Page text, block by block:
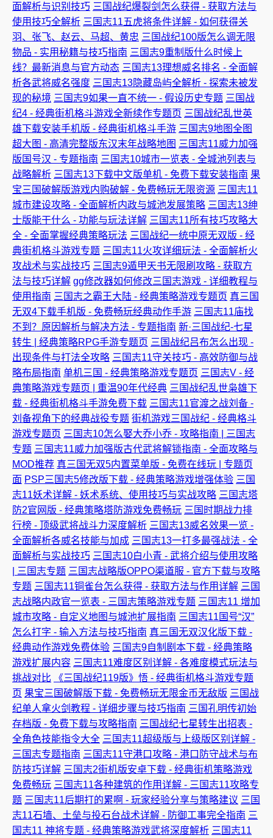
面解析与识别技巧 三国战纪爆裂剑怎么获得 - 获取方法与
使用技巧全解析 三国志11五虎将条件详解 - 如何获得关
羽、张飞、赵云、马超、黄忠 三国战纪100版怎么调无限
物品 - 实用秘籍与技巧指南 三国志9重制版什么时候上
线？最新消息与官方动态 三国志13理想威名排名 - 全面解
析各武将威名强度 三国志13隐藏岛屿全解析 - 探索未被发
现的秘境 三国志9如果一直不统一 - 假设历史专题 三国战
纪4 - 经典街机格斗游戏全新续作专题页 三国战纪乱世英
雄下载安装手机版 - 经典街机格斗手游 三国志9地图全图
超大图 - 高清完整版东汉末年战略地图 三国志11威力加强
版国号汉 - 专题指南 三国志10城市一览表 - 全城池列表与
战略解析 三国志13下载中文版单机 - 免费下载安装指南 果
宝三国破解版游戏内购破解 - 免费畅玩无限资源 三国志11
城市建设攻略 - 全面解析内政与城池发展策略 三国志13绅
士版能干什么 - 功能与玩法详解 三国志11所有技巧攻略大
全 - 全面掌握经典策略玩法 三国战纪一统中原无双版 - 经
典街机格斗游戏专题 三国志11火攻详细玩法 - 全面解析火
攻战术与实战技巧 三国志9遁甲天书无限刷攻略 - 获取方
法与技巧详解 gg修改器如何修改三国志游戏 - 详细教程与
使用指南 三国志之霸王大陆 - 经典策略游戏专题页 真三国
无双4下载手机版 - 免费畅玩经典动作手游 三国志11庙找
不到？原因解析与解决方法 - 专题指南 新·三国战纪-七星
转生 | 经典策略RPG手游专题页 三国战纪吕布怎么出现 -
出现条件与打法全攻略 三国志11守关技巧 - 高效防御与战
略布局指南 单机三国 - 经典策略游戏专题页 三国志V - 经
典策略游戏专题页 | 重温90年代经典 三国战纪乱世枭雄下
载 - 经典街机格斗手游免费下载 三国志11官渡之战刘备 -
刘备视角下的经典战役专题 街机游戏三国战纪 - 经典格斗
游戏专题页 三国志10怎么娶大乔小乔 - 攻略指南 | 三国志
专题 三国志11威力加强版古代武将解锁指南 - 全面攻略与
MOD推荐 真三国无双5内置菜单版 - 免费在线玩 | 专题页
面 PSP三国志5修改版下载 - 经典策略游戏增强体验 三国
志11妖术详解 - 妖术系统、使用技巧与实战攻略 三国志塔
防2官网版 - 经典策略塔防游戏免费畅玩 三国时期战力排
行榜 - 顶级武将战斗力深度解析 三国志13威名效果一览 -
全面解析各威名技能与加成 三国志13一打多最强战法 - 全
面解析与实战技巧 三国志10白小青 - 武将介绍与使用攻略
| 三国志专题 三国志战略版OPPO渠道服 - 官方下载与攻略
专题 三国志11铜雀台怎么获得 - 获取方法与作用详解 三国
志战略内政官一览表 - 三国志策略游戏专题 三国志11 增加
城市攻略 - 自定义地图与城池扩展指南 三国志11国号“汉”
怎么打字 - 输入方法与技巧指南 真三国无双汉化版下载 -
经典动作游戏免费体验 三国志9自制剧本下载 - 经典策略
游戏扩展内容 三国志11难度区别详解 - 各难度模式玩法与
挑战对比
《三国战纪119版》悟 - 经典街机格斗游戏专题
页 果宝三国破解版下载 - 免费畅玩无限金币无敌版 三国战
纪单人拿火剑教程 - 详细步骤与技巧指南 三国孔明传初始
存档版 - 免费下载与攻略指南 三国战纪七星转生出招表 -
全角色技能指令大全 三国志11超级版与上级版区别详解 -
三国志专题指南 三国志11守港口攻略 - 港口防守战术与布
防技巧详解 三国志2街机版安卓下载 - 经典街机策略游戏
免费畅玩 三国志11各种建筑的作用详解 - 三国志11攻略专
题 三国志11后期打的累啊 - 玩家经验分享与策略建议 三国
志11石墙、土垒与投石台战术详解 - 防御工事完全指南 三
国志11 神将专题 - 经典策略游戏武将深度解析 三国志11